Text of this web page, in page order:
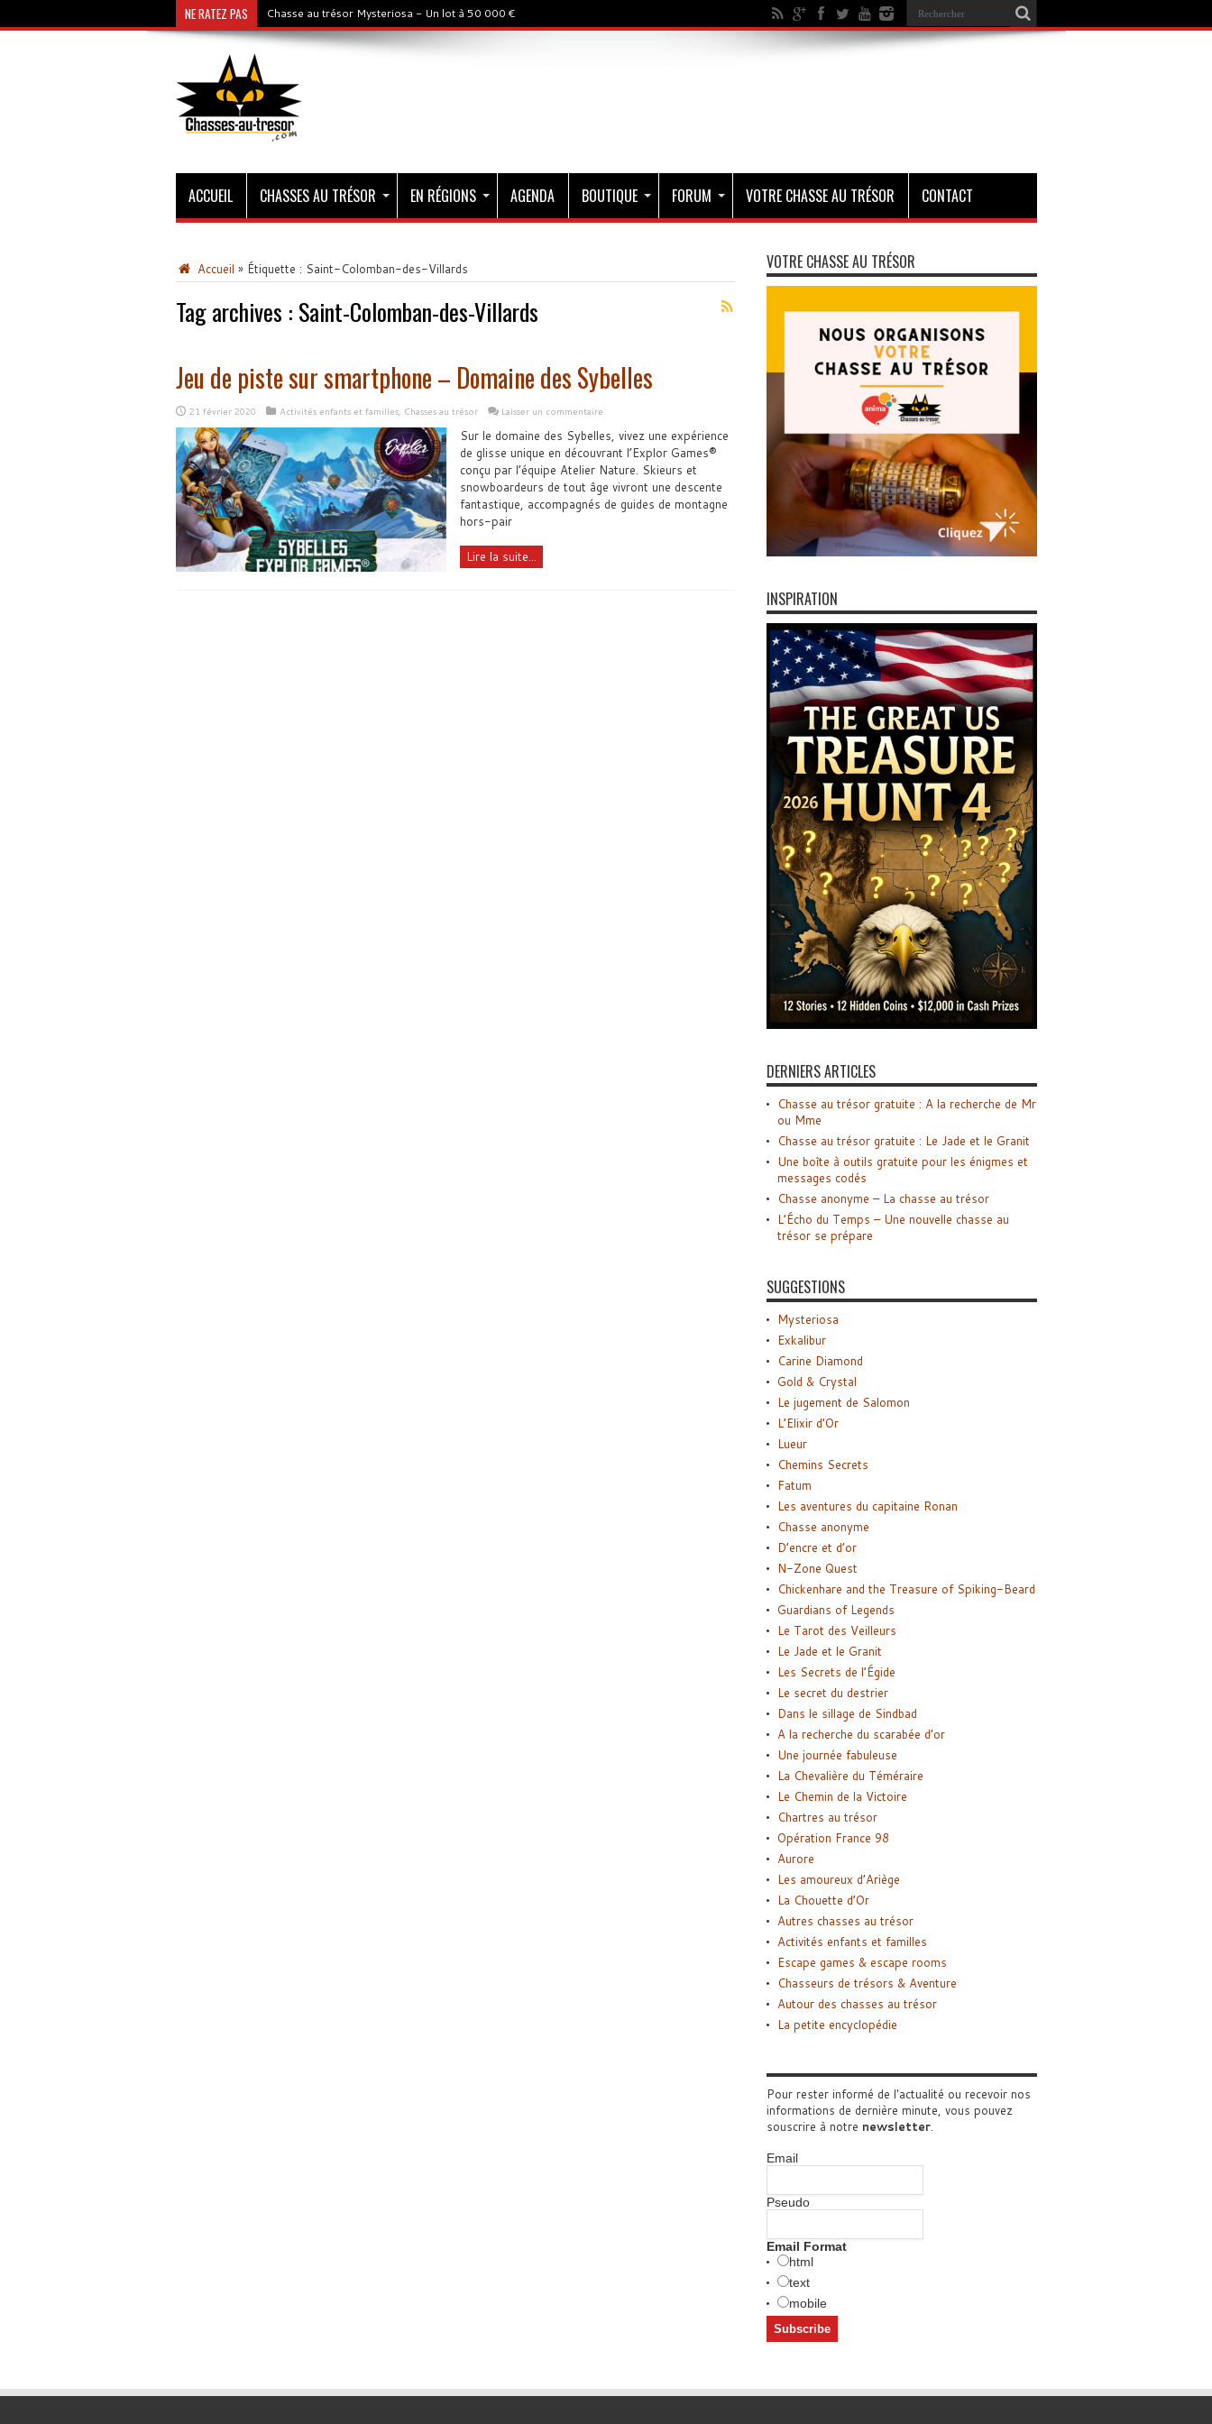
NE RATEZ PAS Chasse au trésor Mysteriosa - Un lot à 50 000 €
ACCUEIL CHASSES AU TRÉSOR EN RÉGIONS AGENDA BOUTIQUE FORUM VOTRE CHASSE AU TRÉSOR CONTACT
Accueil » Étiquette : Saint-Colomban-des-Villards
Tag archives : Saint-Colomban-des-Villards
Jeu de piste sur smartphone – Domaine des Sybelles
21 février 2020 Activités enfants et familles, Chasses au trésor Laisser un commentaire
Sur le domaine des Sybelles, vivez une expérience
de glisse unique en découvrant l’Explor Games®
conçu par l’équipe Atelier Nature. Skieurs et
snowboardeurs de tout âge vivront une descente
fantastique, accompagnés de guides de montagne
hors-pair
Lire la suite...
VOTRE CHASSE AU TRÉSOR
INSPIRATION
DERNIERS ARTICLES
Chasse au trésor gratuite : A la recherche de Mr
ou Mme
Chasse au trésor gratuite : Le Jade et le Granit
Une boîte à outils gratuite pour les énigmes et
messages codés
Chasse anonyme – La chasse au trésor
L’Écho du Temps – Une nouvelle chasse au
trésor se prépare
SUGGESTIONS
Mysteriosa
Exkalibur
Carine Diamond
Gold & Crystal
Le jugement de Salomon
L’Elixir d’Or
Lueur
Chemins Secrets
Fatum
Les aventures du capitaine Ronan
Chasse anonyme
D’encre et d’or
N-Zone Quest
Chickenhare and the Treasure of Spiking-Beard
Guardians of Legends
Le Tarot des Veilleurs
Le Jade et le Granit
Les Secrets de l’Égide
Le secret du destrier
Dans le sillage de Sindbad
A la recherche du scarabée d’or
Une journée fabuleuse
La Chevalière du Téméraire
Le Chemin de la Victoire
Chartres au trésor
Opération France 98
Aurore
Les amoureux d’Ariège
La Chouette d’Or
Autres chasses au trésor
Activités enfants et familles
Escape games & escape rooms
Chasseurs de trésors & Aventure
Autour des chasses au trésor
La petite encyclopédie
Pour rester informé de l'actualité ou recevoir nos
informations de dernière minute, vous pouvez
souscrire à notre newsletter.
Email
Pseudo
Email Format
html
text
mobile